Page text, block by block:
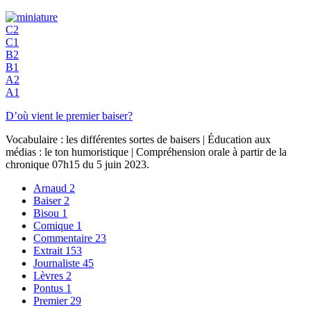
C2
C1
B2
B1
A2
A1
D’où vient le premier baiser?
Vocabulaire : les différentes sortes de baisers | Éducation aux
médias : le ton humoristique | Compréhension orale à partir de la
chronique 07h15 du 5 juin 2023.
Arnaud 2
Baiser 2
Bisou 1
Comique 1
Commentaire 23
Extrait 153
Journaliste 45
Lèvres 2
Pontus 1
Premier 29